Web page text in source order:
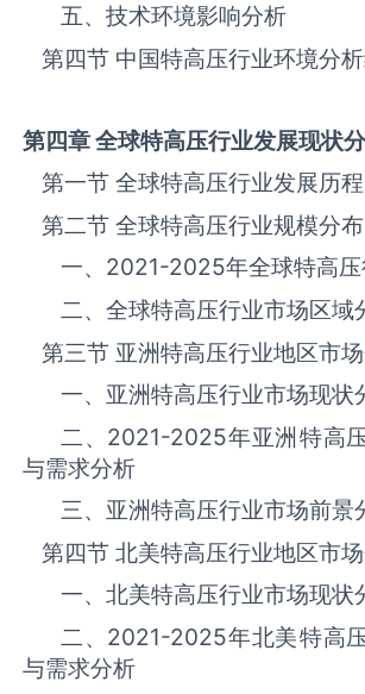
五、技术环境影响分析
第四节 中国‌‌‌‌特高压‌‌‌‌‌‌‌‌‌‌‌‌‌行业环境分
第四章 全球特高压行业发展现状
第一节 全球‌‌‌‌特高压‌‌‌‌‌‌‌‌‌‌‌‌‌行业发展历
第二节 全球‌‌‌‌特高压‌‌‌‌‌‌‌‌‌‌‌‌‌行业规模分布
一、 2021-2025年全球‌‌‌‌特高
二、全球‌‌‌‌特高压‌‌‌‌‌‌‌‌‌‌‌‌‌行业市场区域
第三节 亚洲‌‌‌‌特高压‌‌‌‌‌‌‌‌‌‌‌‌‌行业地区市
一、亚洲‌‌‌‌特高压‌‌‌‌‌‌‌‌‌‌‌‌‌行业市场现状
二、 2021-2025年亚洲‌‌‌‌特高
与需求分析
三、亚洲‌‌‌‌特高压‌‌‌‌‌‌‌‌‌‌‌‌‌行业市场前景
第四节 北美‌‌‌‌特高压‌‌‌‌‌‌‌‌‌‌‌‌‌行业地区市
一、北美‌‌‌‌特高压‌‌‌‌‌‌‌‌‌‌‌‌‌行业市场现状
二、 2021-2025年北美‌‌‌‌特高
与需求分析